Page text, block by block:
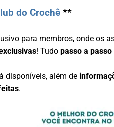
do Crochê **
para membros, onde os
! Tudopasso a
disponíveis, além de
.